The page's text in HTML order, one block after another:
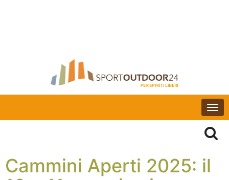
Cammini Aperti 2025: il